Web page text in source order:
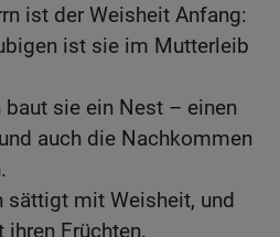
ist der Weisheit Anfang:
ist sie im Mutterleib
sie ein Nest – einen
auch die Nachkommen
sättigt mit Weisheit, und
Früchten.